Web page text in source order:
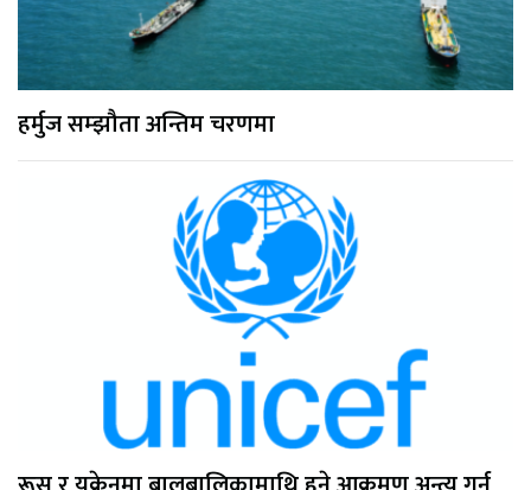
हर्मुज सम्झौता अन्तिम चरणमा